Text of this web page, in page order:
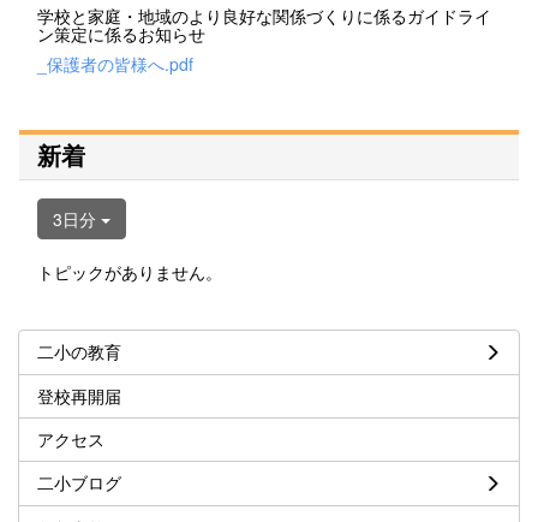
学校と家庭・地域のより良好な関係づくりに係るガイドライ
ン策定に係るお知らせ
_保護者の皆様へ.pdf
新着
3日分
トピックがありません。
二小の教育
登校再開届
アクセス
二小ブログ